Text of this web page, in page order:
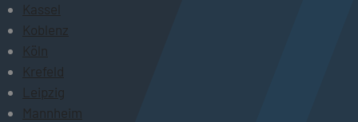
Kassel
Koblenz
Köln
Krefeld
Leipzig
Mannheim